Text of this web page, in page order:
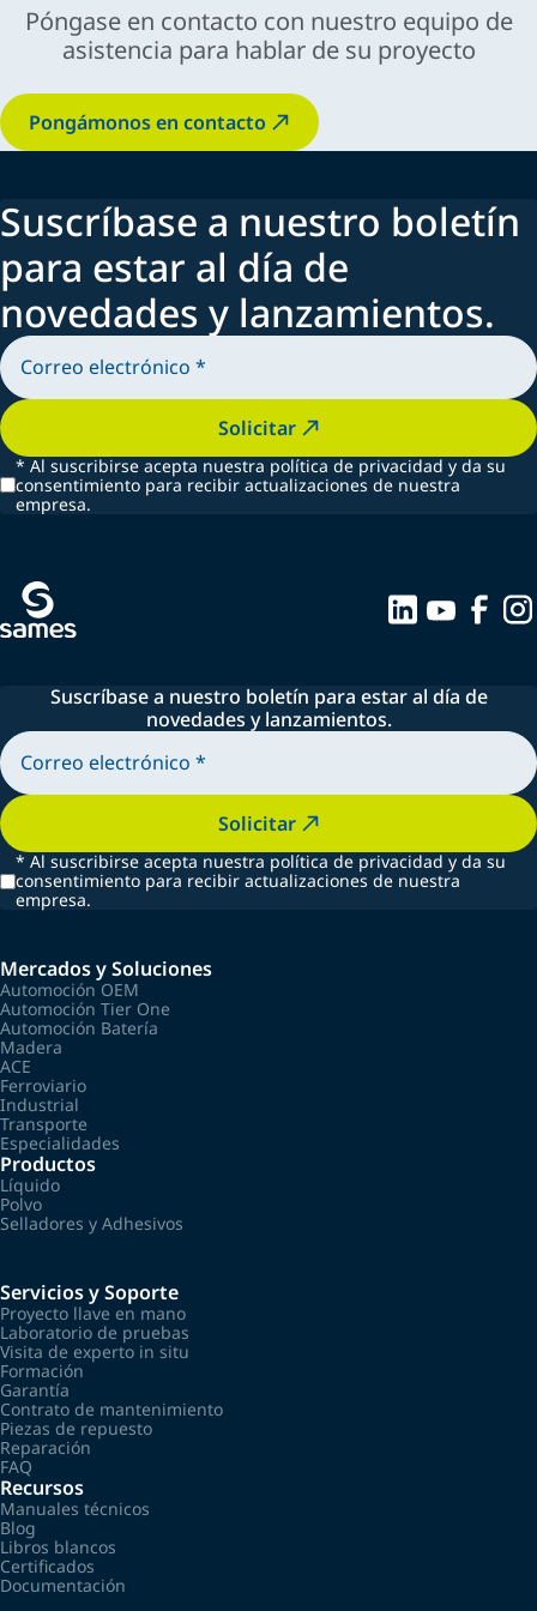
rentabilidad a largo plazo
Póngase en contacto con nuestro equipo de
asistencia para hablar de su proyecto
Pongámonos en contacto
Suscríbase a nuestro boletín
para estar al día de
novedades y lanzamientos.
Solicitar
* Al suscribirse acepta nuestra política de privacidad y da su
consentimiento para recibir actualizaciones de nuestra
empresa.
Suscríbase a nuestro boletín para estar al día de
novedades y lanzamientos.
Solicitar
* Al suscribirse acepta nuestra política de privacidad y da su
consentimiento para recibir actualizaciones de nuestra
empresa.
Mercados y Soluciones
Automoción OEM
Automoción Tier One
Automoción Batería
Madera
ACE
Ferroviario
Industrial
Transporte
Especialidades
Productos
Líquido
Polvo
Selladores y Adhesivos
Servicios y Soporte
Proyecto llave en mano
Laboratorio de pruebas
Visita de experto in situ
Formación
Garantía
Contrato de mantenimiento
Piezas de repuesto
Reparación
FAQ
Recursos
Manuales técnicos
Blog
Libros blancos
Certificados
Documentación